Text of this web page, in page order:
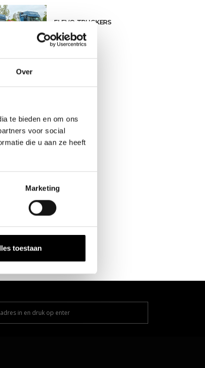
Over
te bieden en om ons
voor social
die u aan ze heeft
Marketing
toestaan
FLEVO TRUCKERS
TOUR 2026